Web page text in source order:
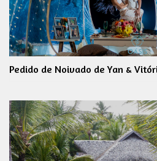
Pedido de Noivado de Yan &